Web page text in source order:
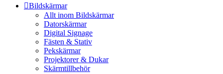
Bildskärmar
Allt inom Bildskärmar
Datorskärmar
Digital Signage
Fästen & Stativ
Pekskärmar
Projektorer & Dukar
Skärmtillbehör